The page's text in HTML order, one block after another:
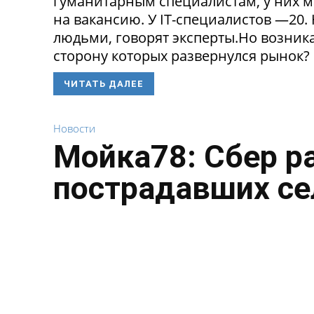
на вакансию. У IT-специалистов
людьми, говорят эксперты.Но
сторону которых развернулся
ЧИТАТЬ ДАЛЕЕ
Новости
Мойка78: Сбер
пострадавших